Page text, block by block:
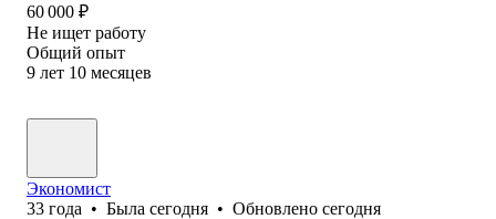
60 000 ₽
Не ищет работу
Общий опыт
9 лет 10 месяцев
Экономист
33 года • Была сегодня • Обновлено сегодня